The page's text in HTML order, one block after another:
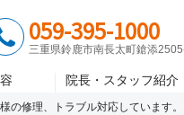
診療時間 月〜金/
矯正歯科059-395-1000
三重県鈴鹿市南長太町鎗添
院長・スタッフ紹介
修理、トラブル対応しています。